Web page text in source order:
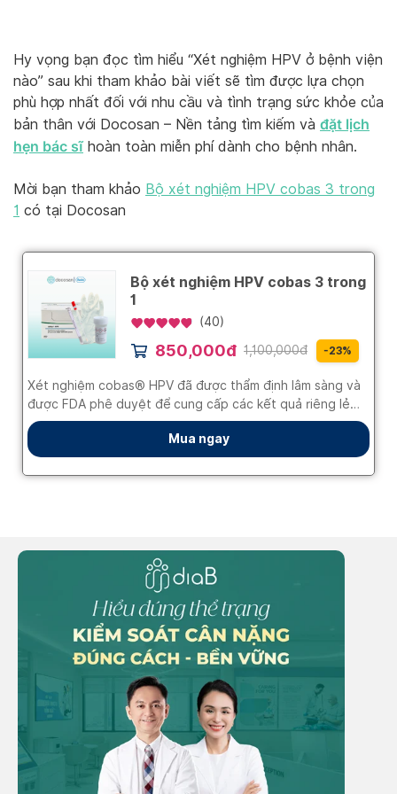
Hy vọng bạn đọc tìm hiểu “Xét nghiệm HPV ở bệnh viện
nào” sau khi tham khảo bài viết sẽ tìm được lựa chọn
phù hợp nhất đối với nhu cầu và tình trạng sức khỏe của
bản thân với Docosan – Nền tảng tìm kiếm và đặt lịch
hẹn bác sĩhoàn toàn miễn phí dành cho bệnh nhân.
Mời bạn tham khảo Bộ xét nghiệm HPV cobas 3 trong
1 có tại Docosan